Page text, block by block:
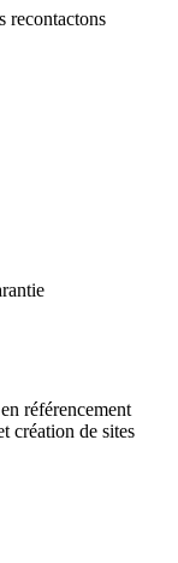
recontactons
référencement
création de sites